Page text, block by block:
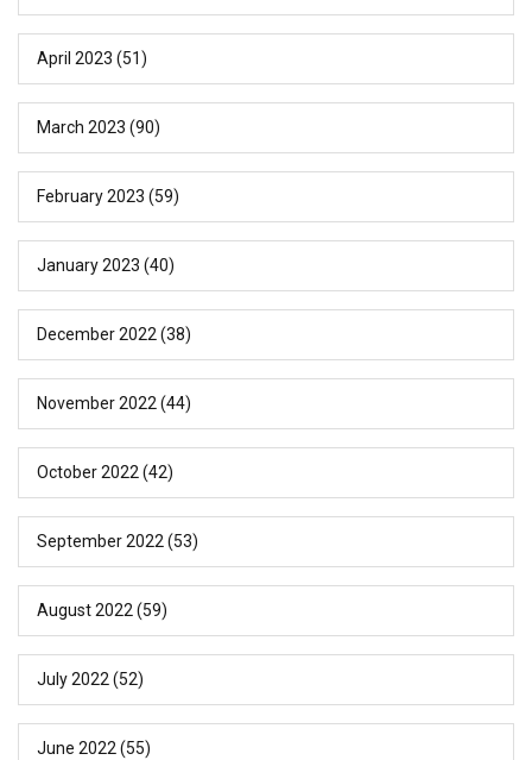
April 2023 (51)
March 2023 (90)
February 2023 (59)
January 2023 (40)
December 2022 (38)
November 2022 (44)
October 2022 (42)
September 2022 (53)
August 2022 (59)
July 2022 (52)
June 2022 (55)